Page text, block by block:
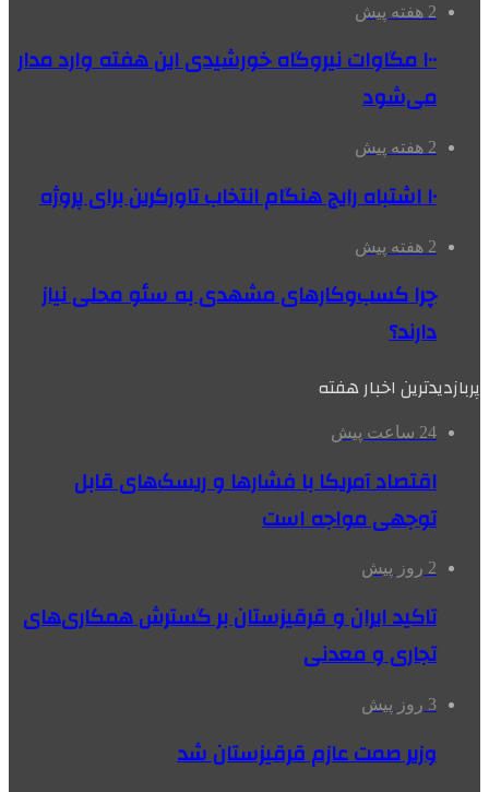
2 هفته پیش
۱۰۰ مگاوات نیروگاه‌ خورشیدی این هفته وارد مدار
می‌شود
2 هفته پیش
۱۰ اشتباه رایج هنگام انتخاب تاورکرین برای پروژه
2 هفته پیش
چرا کسب‌وکارهای مشهدی به سئو محلی نیاز
دارند؟
پربازدیدترین اخبار هفته
24 ساعت پیش
اقتصاد آمریکا با فشارها و ریسک‌های قابل
توجهی مواجه است
2 روز پیش
تاکید ایران و قرقیزستان بر گسترش همکاری‌های
تجاری و معدنی
3 روز پیش
وزیر صمت عازم قرقیزستان شد